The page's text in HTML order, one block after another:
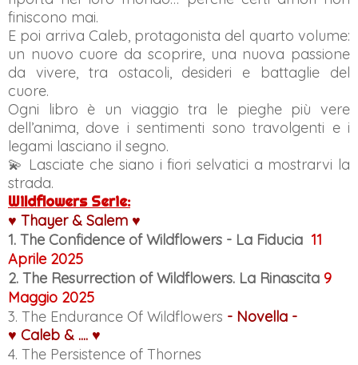
finiscono mai.
E poi arriva Caleb, protagonista del quarto volume:
un nuovo cuore da scoprire, una nuova passione
da vivere, tra ostacoli, desideri e battaglie del
cuore.
Ogni libro è un viaggio tra le pieghe più vere
dell’anima, dove i sentimenti sono travolgenti e i
legami lasciano il segno.
💫 Lasciate che siano i fiori selvatici a mostrarvi la
strada.
Wildflowers Serie:
♥ Thayer& Salem ♥
1. The Confidence of Wildflowers - La Fiducia 11
Aprile 2025
2. The Resurrection of Wildflowers. La Rinascita 9
Maggio 2025
3. The Endurance Of Wildflowers - Novella -
♥ Caleb & .... ♥
4. The Persistence of Thornes